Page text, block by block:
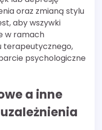
oraz zmianą stylu
aby wszywki
w ramach
terapeutycznego,
psychologiczne
a inne